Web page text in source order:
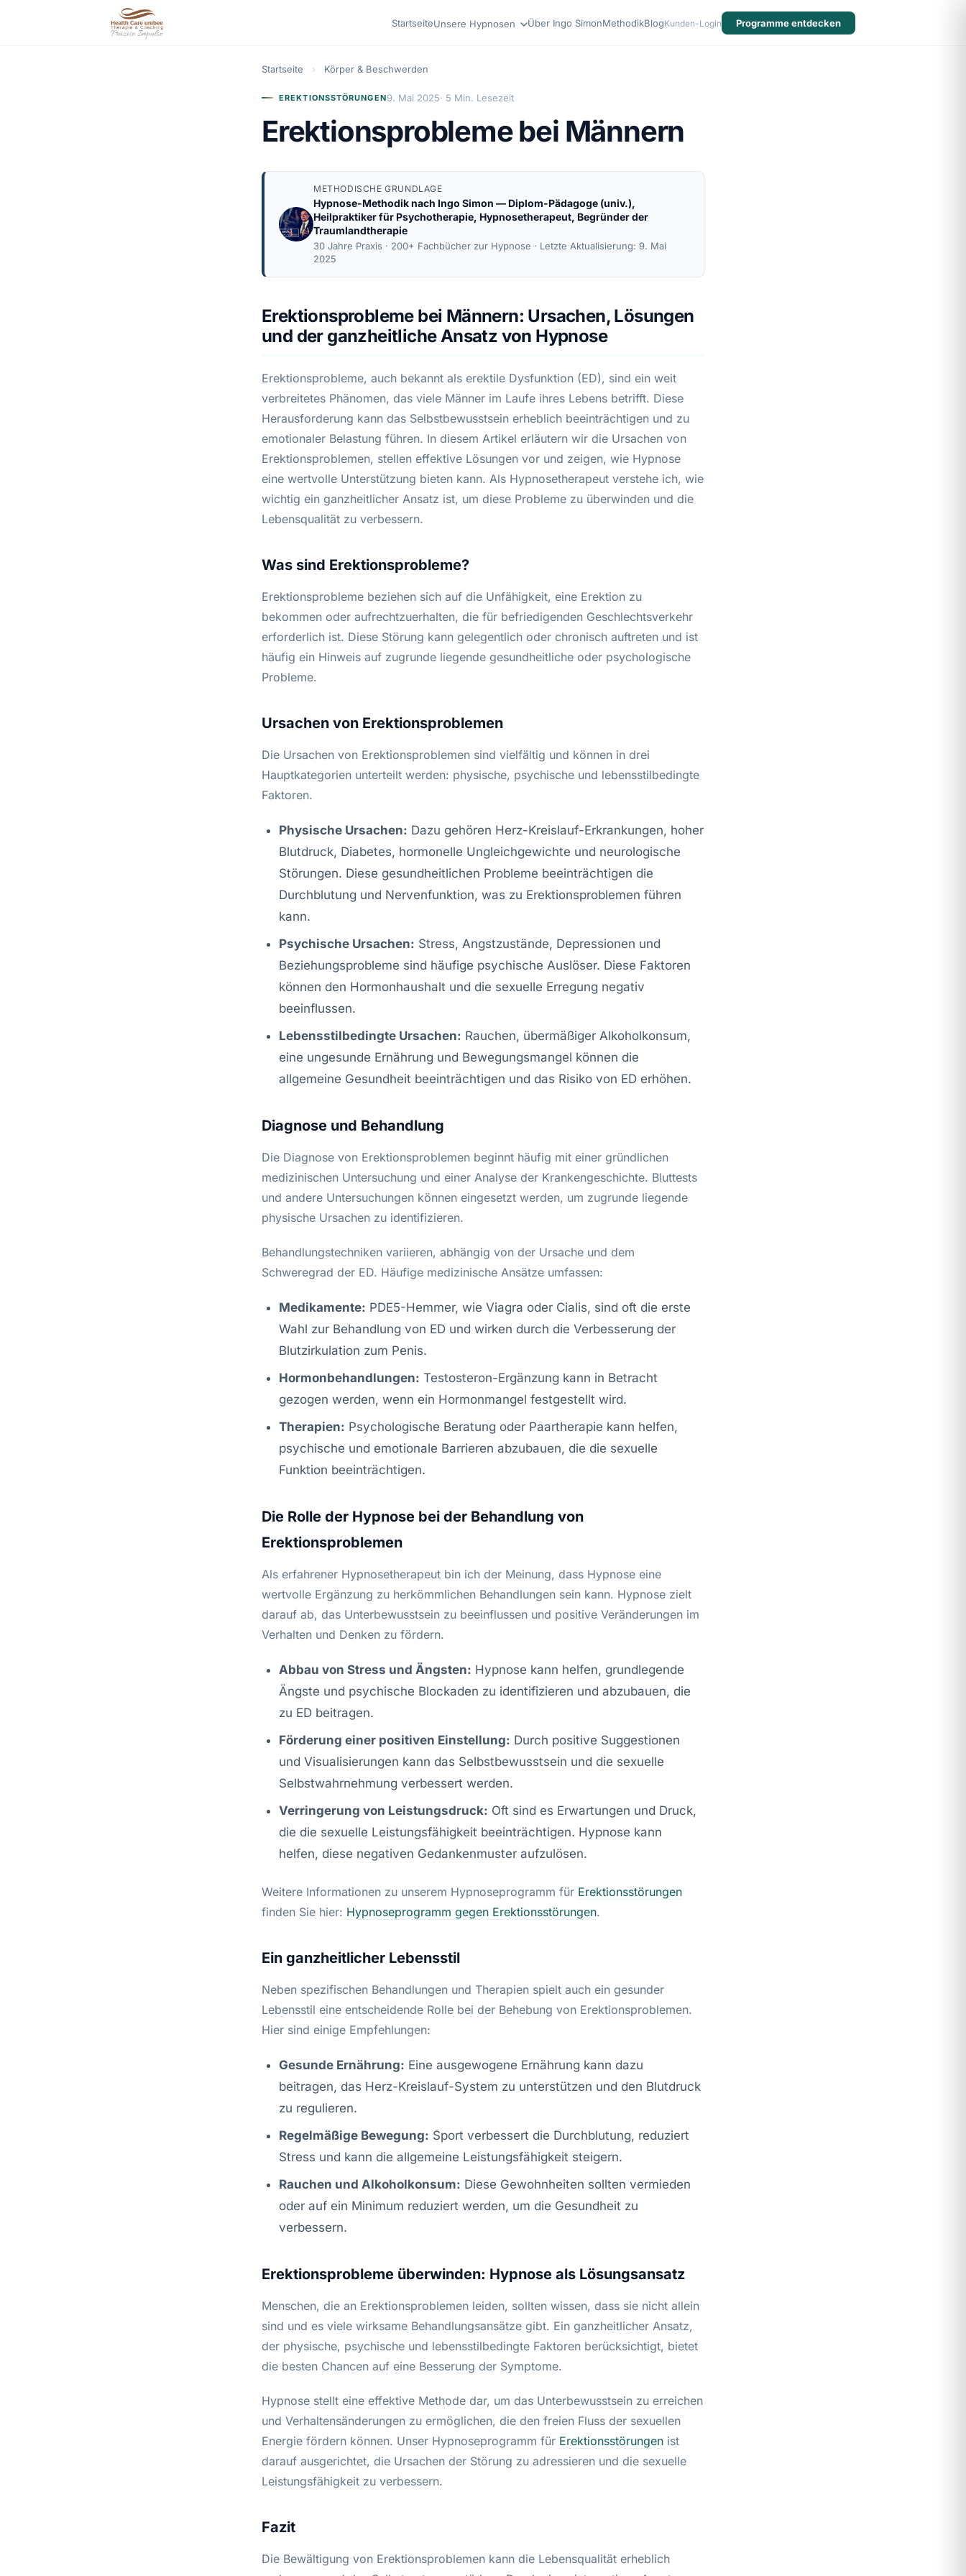
StartseiteUnsere Hypnosen Über Ingo SimonMethodikBlogKunden-Login Programme entdecken
Startseite › Körper & Beschwerden
EREKTIONSSTÖRUNGEN9. Mai 2025· 5 Min. Lesezeit
Erektionsprobleme bei Männern
METHODISCHE GRUNDLAGE
Hypnose-Methodik nach Ingo Simon — Diplom-Pädagoge (univ.),
Heilpraktiker für Psychotherapie, Hypnosetherapeut, Begründer der
Traumlandtherapie
30 Jahre Praxis · 200+ Fachbücher zur Hypnose · Letzte Aktualisierung: 9. Mai
2025
Erektionsprobleme bei Männern: Ursachen, Lösungen
und der ganzheitliche Ansatz von Hypnose
Erektionsprobleme, auch bekannt als erektile Dysfunktion (ED), sind ein weit
verbreitetes Phänomen, das viele Männer im Laufe ihres Lebens betrifft. Diese
Herausforderung kann das Selbstbewusstsein erheblich beeinträchtigen und zu
emotionaler Belastung führen. In diesem Artikel erläutern wir die Ursachen von
Erektionsproblemen, stellen effektive Lösungen vor und zeigen, wie Hypnose
eine wertvolle Unterstützung bieten kann. Als Hypnosetherapeut verstehe ich, wie
wichtig ein ganzheitlicher Ansatz ist, um diese Probleme zu überwinden und die
Lebensqualität zu verbessern.
Was sind Erektionsprobleme?
Erektionsprobleme beziehen sich auf die Unfähigkeit, eine Erektion zu
bekommen oder aufrechtzuerhalten, die für befriedigenden Geschlechtsverkehr
erforderlich ist. Diese Störung kann gelegentlich oder chronisch auftreten und ist
häufig ein Hinweis auf zugrunde liegende gesundheitliche oder psychologische
Probleme.
Ursachen von Erektionsproblemen
Die Ursachen von Erektionsproblemen sind vielfältig und können in drei
Hauptkategorien unterteilt werden: physische, psychische und lebensstilbedingte
Faktoren.
Physische Ursachen: Dazu gehören Herz-Kreislauf-Erkrankungen, hoher
Blutdruck, Diabetes, hormonelle Ungleichgewichte und neurologische
Störungen. Diese gesundheitlichen Probleme beeinträchtigen die
Durchblutung und Nervenfunktion, was zu Erektionsproblemen führen
kann.
Psychische Ursachen: Stress, Angstzustände, Depressionen und
Beziehungsprobleme sind häufige psychische Auslöser. Diese Faktoren
können den Hormonhaushalt und die sexuelle Erregung negativ
beeinflussen.
Lebensstilbedingte Ursachen: Rauchen, übermäßiger Alkoholkonsum,
eine ungesunde Ernährung und Bewegungsmangel können die
allgemeine Gesundheit beeinträchtigen und das Risiko von ED erhöhen.
Diagnose und Behandlung
Die Diagnose von Erektionsproblemen beginnt häufig mit einer gründlichen
medizinischen Untersuchung und einer Analyse der Krankengeschichte. Bluttests
und andere Untersuchungen können eingesetzt werden, um zugrunde liegende
physische Ursachen zu identifizieren.
Behandlungstechniken variieren, abhängig von der Ursache und dem
Schweregrad der ED. Häufige medizinische Ansätze umfassen:
Medikamente: PDE5-Hemmer, wie Viagra oder Cialis, sind oft die erste
Wahl zur Behandlung von ED und wirken durch die Verbesserung der
Blutzirkulation zum Penis.
Hormonbehandlungen: Testosteron-Ergänzung kann in Betracht
gezogen werden, wenn ein Hormonmangel festgestellt wird.
Therapien: Psychologische Beratung oder Paartherapie kann helfen,
psychische und emotionale Barrieren abzubauen, die die sexuelle
Funktion beeinträchtigen.
Die Rolle der Hypnose bei der Behandlung von
Erektionsproblemen
Als erfahrener Hypnosetherapeut bin ich der Meinung, dass Hypnose eine
wertvolle Ergänzung zu herkömmlichen Behandlungen sein kann. Hypnose zielt
darauf ab, das Unterbewusstsein zu beeinflussen und positive Veränderungen im
Verhalten und Denken zu fördern.
Abbau von Stress und Ängsten: Hypnose kann helfen, grundlegende
Ängste und psychische Blockaden zu identifizieren und abzubauen, die
zu ED beitragen.
Förderung einer positiven Einstellung: Durch positive Suggestionen
und Visualisierungen kann das Selbstbewusstsein und die sexuelle
Selbstwahrnehmung verbessert werden.
Verringerung von Leistungsdruck: Oft sind es Erwartungen und Druck,
die die sexuelle Leistungsfähigkeit beeinträchtigen. Hypnose kann
helfen, diese negativen Gedankenmuster aufzulösen.
Weitere Informationen zu unserem Hypnoseprogramm für Erektionsstörungen
finden Sie hier: Hypnoseprogramm gegen Erektionsstörungen.
Ein ganzheitlicher Lebensstil
Neben spezifischen Behandlungen und Therapien spielt auch ein gesunder
Lebensstil eine entscheidende Rolle bei der Behebung von Erektionsproblemen.
Hier sind einige Empfehlungen:
Gesunde Ernährung: Eine ausgewogene Ernährung kann dazu
beitragen, das Herz-Kreislauf-System zu unterstützen und den Blutdruck
zu regulieren.
Regelmäßige Bewegung: Sport verbessert die Durchblutung, reduziert
Stress und kann die allgemeine Leistungsfähigkeit steigern.
Rauchen und Alkoholkonsum: Diese Gewohnheiten sollten vermieden
oder auf ein Minimum reduziert werden, um die Gesundheit zu
verbessern.
Erektionsprobleme überwinden: Hypnose als Lösungsansatz
Menschen, die an Erektionsproblemen leiden, sollten wissen, dass sie nicht allein
sind und es viele wirksame Behandlungsansätze gibt. Ein ganzheitlicher Ansatz,
der physische, psychische und lebensstilbedingte Faktoren berücksichtigt, bietet
die besten Chancen auf eine Besserung der Symptome.
Hypnose stellt eine effektive Methode dar, um das Unterbewusstsein zu erreichen
und Verhaltensänderungen zu ermöglichen, die den freien Fluss der sexuellen
Energie fördern können. Unser Hypnoseprogramm für Erektionsstörungen ist
darauf ausgerichtet, die Ursachen der Störung zu adressieren und die sexuelle
Leistungsfähigkeit zu verbessern.
Fazit
Die Bewältigung von Erektionsproblemen kann die Lebensqualität erheblich